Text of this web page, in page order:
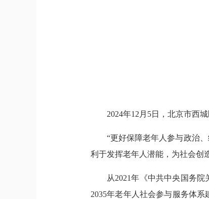
2024年12月5日，北京市西
“更好保障老年人参与政治
利于发挥老年人潜能，为社会创
从2021年《中共中央国务
2035年老年人社会参与服务体